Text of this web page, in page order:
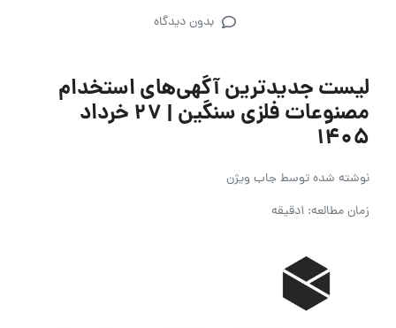
بدون دیدگاه
لیست جدیدترین آگهی‌های استخدام
مصنوعات فلزی سنگین | ۲۷ خرداد
۱۴۰۵
نوشته شده توسطجاب ویژن
زمان مطالعه: 1دقیقه